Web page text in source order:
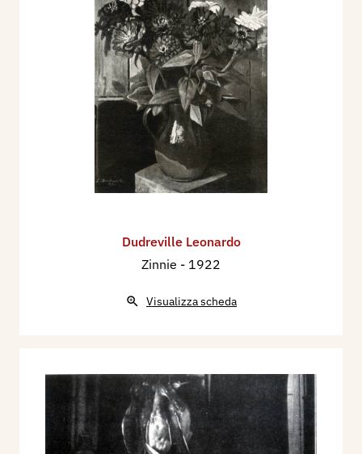
Dudreville Leonardo
Zinnie - 1922
Visualizza scheda